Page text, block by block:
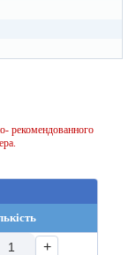
рекомендованного
+